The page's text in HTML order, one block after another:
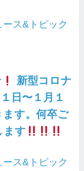
ース&トピック
新型コロナ
日〜１月１
ます。何卒ご
ます
ース&トピック